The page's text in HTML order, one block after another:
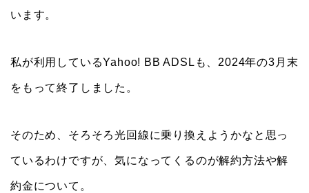
います。
私が利用しているYahoo! BB ADSLも、2024年の3月末
をもって終了しました。
そのため、そろそろ光回線に乗り換えようかなと思っ
ているわけですが、気になってくるのが解約方法や解
約金について。